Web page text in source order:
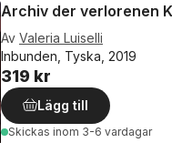
Archiv der verlorenen
Av Valeria Luiselli
Inbunden, Tyska, 2019
319 kr
Lägg till
Skickas inom 3-6 vardagar